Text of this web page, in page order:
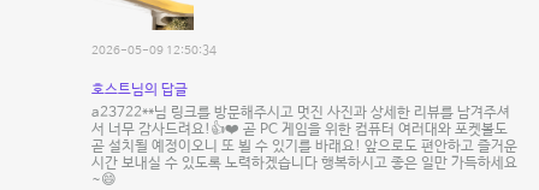
2026-05-09 12:50:34
호스트님의 답글
a23722**님 링크를 방문해주시고 멋진 사진과 상세한 리뷰를 남겨주셔
서 너무 감사드려요!👍❤️ 곧 PC 게임을 위한 컴퓨터 여러대와 포켓볼도
곧 설치될 예정이오니 또 뵐 수 있기를 바래요! 앞으로도 편안하고 즐거운
시간 보내실 수 있도록 노력하겠습니다 행복하시고 좋은 일만 가득하세요
~😄